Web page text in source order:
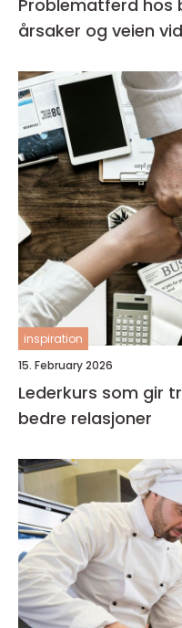
Problematferd hos barn
årsaker og veien
inspiration
15. February 2026
Lederkurs som gir
bedre relasjoner